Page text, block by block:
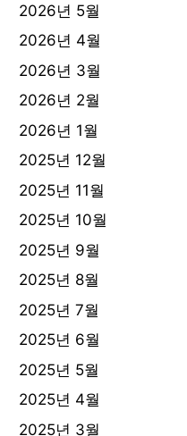
2026년 5월
2026년 4월
2026년 3월
2026년 2월
2026년 1월
2025년 12월
2025년 11월
2025년 10월
2025년 9월
2025년 8월
2025년 7월
2025년 6월
2025년 5월
2025년 4월
2025년 3월